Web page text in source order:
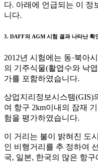
다. 아래에 언급되는 이 정
니다.
3. DAFF의 AGM 시험 결과 나타난 확
2012년 시험에는 동·북아
의 기주식물(활엽수와 낙
가를 포함하였습니다.
상업지리정보시스템(GIS)
여 항구 2km이내의 잠재
험을 평가하였습니다.
이 거리는 불이 밝혀진 도
인 비행거리를 추 정하여
국, 일본, 한국의 많은 항